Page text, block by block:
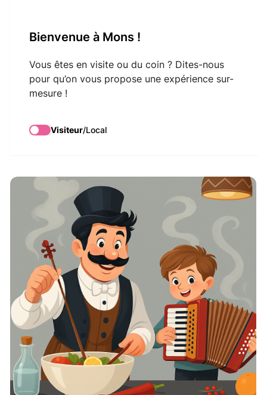
Bienvenue à Mons !
Vous êtes en visite ou du coin ? Dites-nous
pour qu’on vous propose une expérience sur-
mesure !
Visiteur/Local
La Cuisine de
Monsieur Rossini